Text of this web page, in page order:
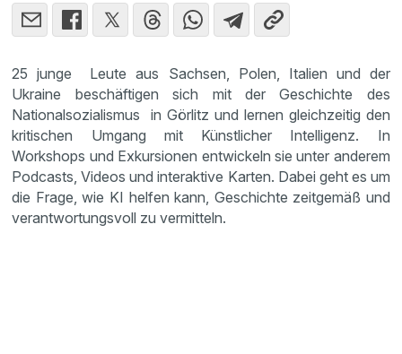
25 junge Leute aus Sachsen, Polen, Italien und der
Ukraine beschäftigen sich mit der Geschichte des
Nationalsozialismus in Görlitz und lernen gleichzeitig den
kritischen Umgang mit Künstlicher Intelligenz. In
Workshops und Exkursionen entwickeln sie unter anderem
Podcasts, Videos und interaktive Karten. Dabei geht es um
die Frage, wie KI helfen kann, Geschichte zeitgemäß und
verantwortungsvoll zu vermitteln.